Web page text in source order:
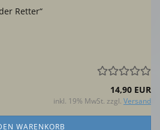
Retter“
14,90 EUR
inkl. 19% MwSt. zzgl. Versand
WARENKORB